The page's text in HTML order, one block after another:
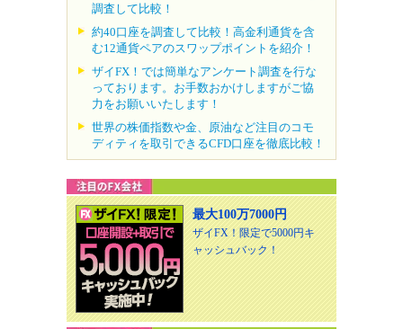
調査して比較！
約40口座を調査して比較！高金利通貨を含
む12通貨ペアのスワップポイントを紹介！
ザイFX！では簡単なアンケート調査を行な
っております。お手数おかけしますがご協
力をお願いいたします！
世界の株価指数や金、原油など注目のコモ
ディティを取引できるCFD口座を徹底比較！
最大100万7000円
ザイFX！限定で5000円キ
ャッシュバック！